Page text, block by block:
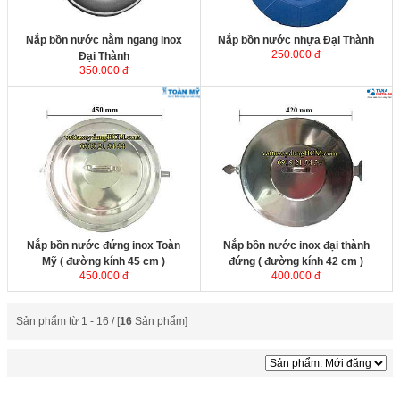
Nắp bồn nước nằm ngang inox
Đại Thành
350.000 đ
Nắp bồn nước nhựa Đại Thành
250.000 đ
Nắp bồn nước đứng inox Toàn Mỹ
( đường kính 45 cm ) được sản
xuất từ inox 304 không rỉ sét trong
mọi điều kiện thời tiết, sản phẩm có
pát gài an toàn tránh tình trạng bay
nắp khi gió thổi mạnh.
Nắp bồn nước đứng inox Toàn
Mỹ ( đường kính 45 cm )
450.000 đ
đứng ( đường kính 42 cm )
Nắp bồn nước inox đại thành
đứng ( đường kính 42 cm )
400.000 đ
Sản phẩm từ 1 - 16 / [16 Sản phẩm]